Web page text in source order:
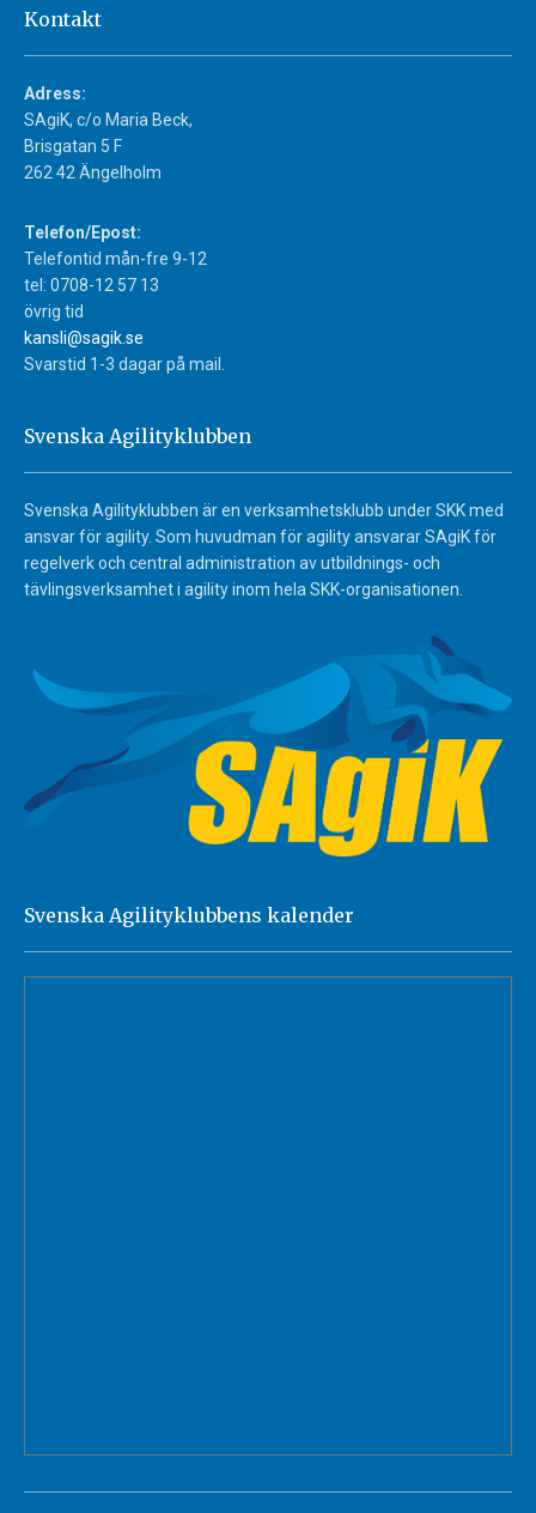
Kontakt
Adress:
SAgiK, c/o Maria Beck,
Brisgatan 5 F
262 42 Ängelholm
Telefon/Epost:
Telefontid mån-fre 9-12
tel: 0708-12 57 13
övrig tid
kansli@sagik.se
Svarstid 1-3 dagar på mail.
Svenska Agilityklubben
Svenska Agilityklubben är en verksamhetsklubb under SKK med
ansvar för agility. Som huvudman för agility ansvarar SAgiK för
regelverk och central administration av utbildnings- och
tävlingsverksamhet i agility inom hela SKK-organisationen.
Svenska Agilityklubbens kalender